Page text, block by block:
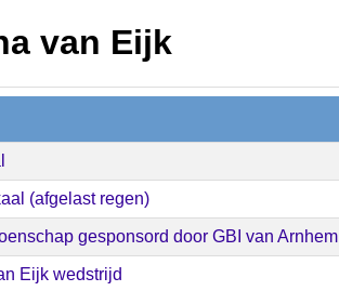
van Eijk
(afgelast regen)
gesponsord door GBI van Arnhem
Eijk wedstrijd